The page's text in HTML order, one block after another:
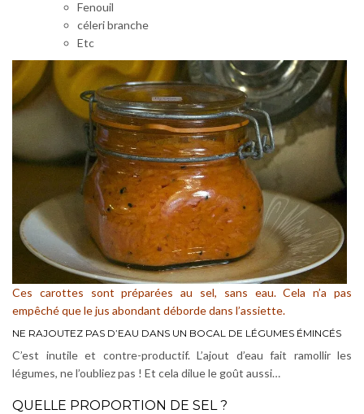
Fenouil
céleri branche
Etc
Ces carottes sont préparées au sel, sans eau. Cela n’a pas
empêché que le jus abondant déborde dans l’assiette.
NE RAJOUTEZ PAS D’EAU DANS UN BOCAL DE LÉGUMES ÉMINCÉS
C’est inutile et contre-productif. L’ajout d’eau fait ramollir les
légumes, ne l’oubliez pas ! Et cela dilue le goût aussi…
QUELLE PROPORTION DE SEL ?